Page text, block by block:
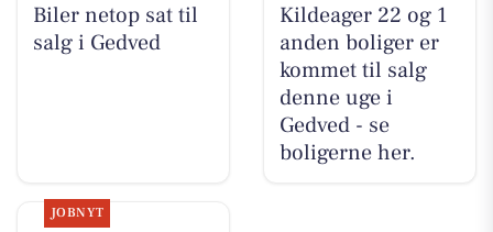
Biler netop sat til
salg i Gedved
Kildeager 22 og 1
anden boliger er
kommet til salg
denne uge i
Gedved - se
boligerne her.
JOBNYT